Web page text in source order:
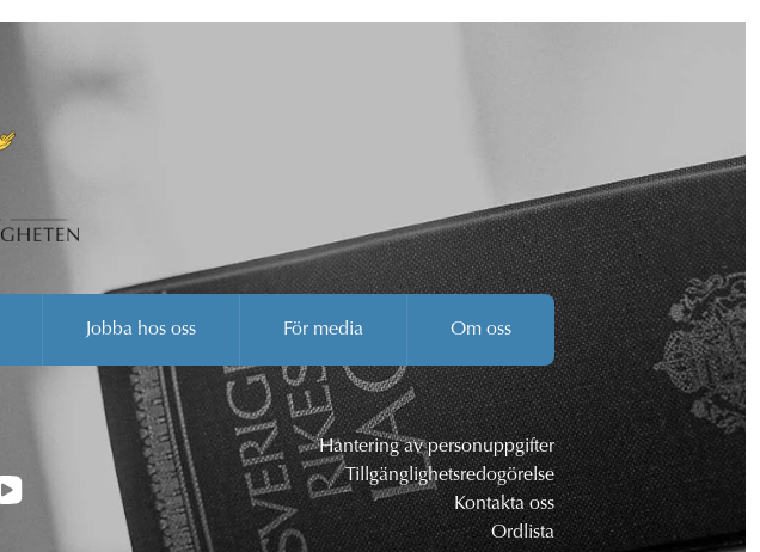
Jobba hos oss För media Om oss
Hantering av personuppgifter
Tillgänglighetsredogörelse
Kontakta oss
Ordlista